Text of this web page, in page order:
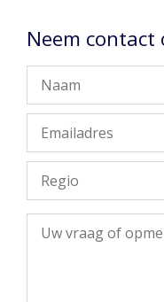
Neem contact